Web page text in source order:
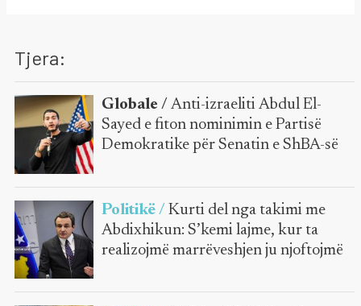
Tjera:
Globale / Anti-izraeliti Abdul El-
Sayed e fiton nominimin e Partisë
Demokratike për Senatin e ShBA-së
Politikë / Kurti del nga takimi me
Abdixhikun: S’kemi lajme, kur ta
realizojmë marrëveshjen ju njoftojmë